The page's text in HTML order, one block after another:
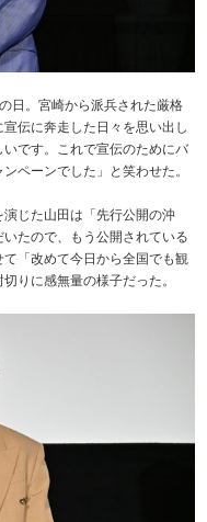
日。宮崎から派兵された厳格
伝に奔走した日々を思い出し
です。これで宣伝のためにバ
ペーンでした」と笑わせた。
じた山田は「先行公開の沖
たので、もう公開されている
「改めて今日から全国でも観
りに感無量の様子だった。